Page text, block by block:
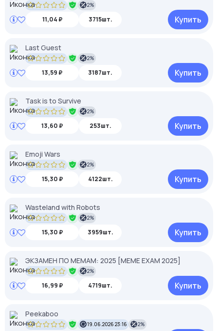
2%
11,04 ₽ 3715шт. Купить
Last Guest
2%
13,59 ₽ 3187шт. Купить
Task is to Survive
2%
13,60 ₽ 253шт. Купить
Emoji Wars
2%
15,30 ₽ 4122шт. Купить
Wasteland with Robots
2%
15,30 ₽ 3959шт. Купить
ЭКЗАМЕН ПО МЕМАМ: 2025 [MEME EXAM 2025]
2%
16,99 ₽ 4719шт. Купить
Peekaboo
19.06.2026 23:16 2%